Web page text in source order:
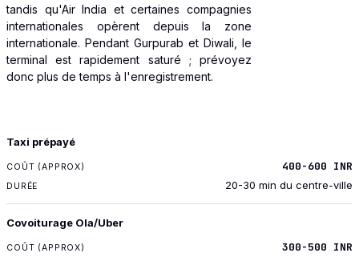
tandis qu'Air India et certaines compagnies
internationales opèrent depuis la zone
internationale. Pendant Gurpurab et Diwali, le
terminal est rapidement saturé ; prévoyez
donc plus de temps à l'enregistrement.
TRANSPORT
COÛT (APPROX)
Taxi prépayé
400-600 INR
20-30 min du centre-ville
Covoiturage Ola/Uber
300-500 INR